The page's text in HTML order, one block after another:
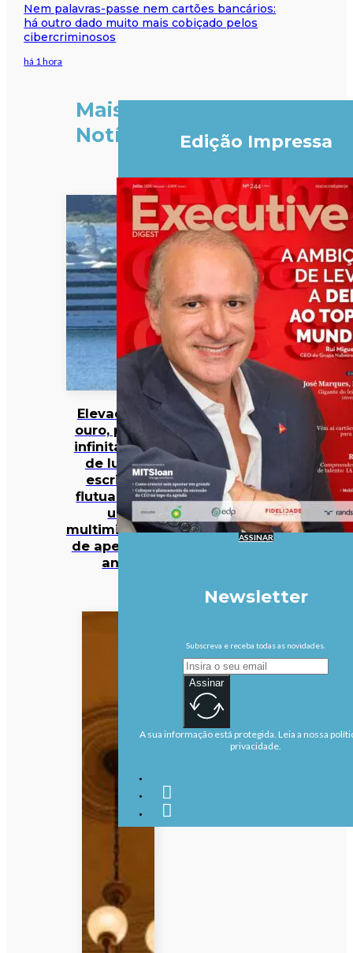
Nem palavras-passe nem cartões bancários:
há outro dado muito mais cobiçado pelos
cibercriminosos
há 1 hora
Mais
Notícias
Elevador de
ouro, piscina
infinita e spa
de luxo: o
escritório
flutuante de
um
multimilionário
de apenas 27
anos
Edição Impressa
ASSINAR
Newsletter
Subscreva e receba todas as novidades.
Assinar
A sua informação está protegida. Leia a nossa
privacidade.